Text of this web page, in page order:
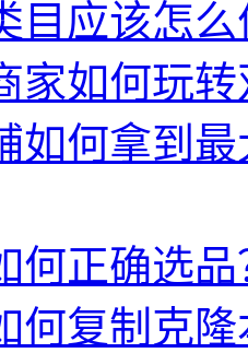
目应该怎
家如何玩
如何拿到
何正确选品
何复制克